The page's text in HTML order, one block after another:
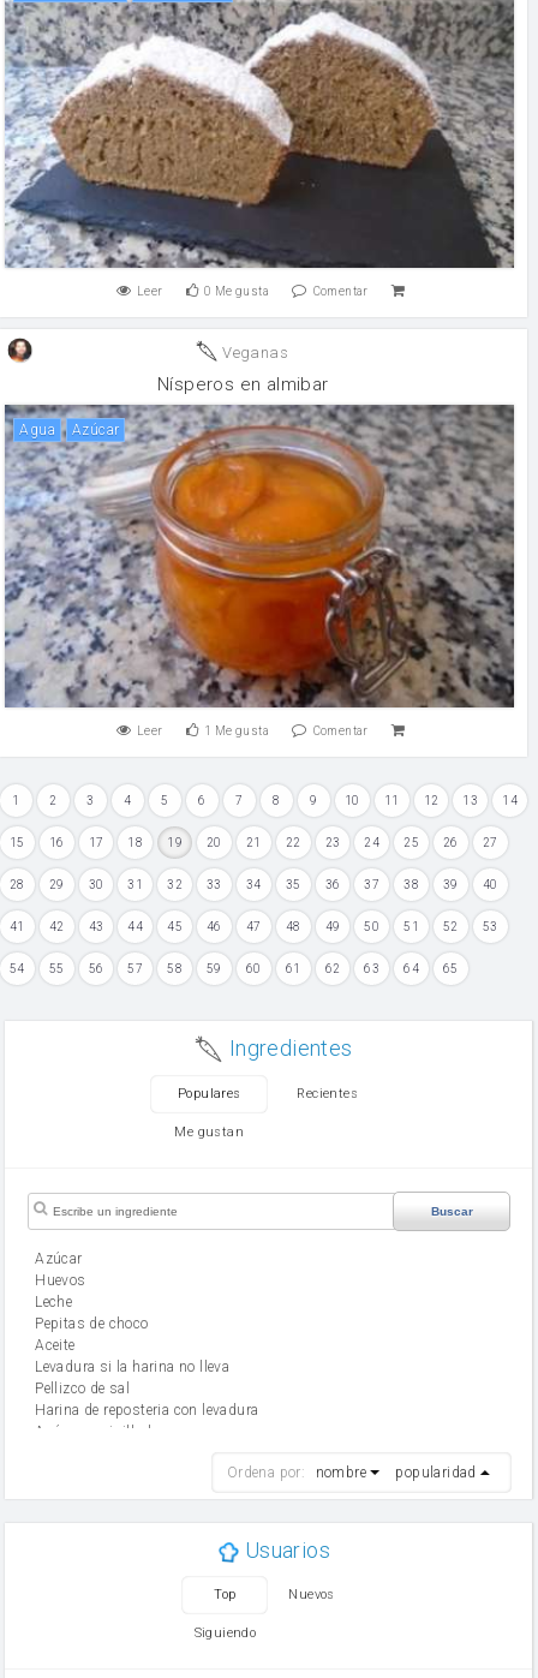
Leer 0 Me gusta Comentar
Veganas
Nísperos en almibar
agua Azúcar
Leer 1 Me gusta Comentar
1 2 3 4 5 6 7 8 9 10 11 12 13 14
15 16 17 18 19 20 21 22 23 24 25 26 27
28 29 30 31 32 33 34 35 36 37 38 39 40
41 42 43 44 45 46 47 48 49 50 51 52 53
54 55 56 57 58 59 60 61 62 63 64 65
Ingredientes
Populares Recientes
Me gustan
Buscar
Azúcar
huevos
leche
Pepitas de choco
aceite
Levadura si la harina no lleva
Pellizco de sal
Harina de reposteria con levadura
Azúcar avainillado
mantequilla
Ordena por: nombre popularidad
Usuarios
Top Nuevos
Siguiendo